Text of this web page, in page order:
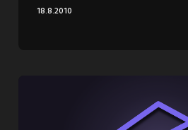
18.8.2010